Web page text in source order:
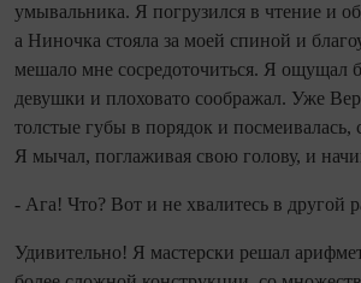
умывальника. Я погрузился в чтение и
а Ниночка стояла за моей спиной и
мешало мне сосредоточиться. Я ощущал
девушки и плоховато соображал. Уже
толстые губы в порядок и посмеивалась,
Я мычал, погла­живая свою голову, и
- Ага! Что? Вот и не хвалитесь в другой
Удивительно! Я мастерски решал